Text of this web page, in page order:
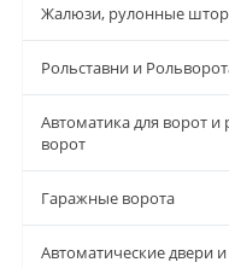
Жалюзи, рулонные
Рольставни и
Автоматика для ворот
ворот
Гаражные ворота
Автоматические двери